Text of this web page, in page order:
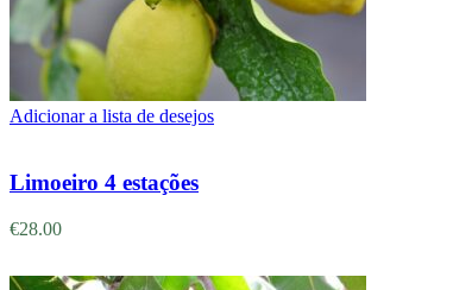
Adicionar a lista de desejos
Limoeiro 4 estações
€28.00